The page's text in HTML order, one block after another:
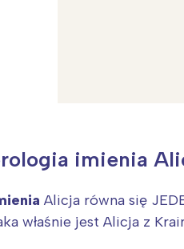
imienia
Alicja równa się
właśnie jest Alicja z